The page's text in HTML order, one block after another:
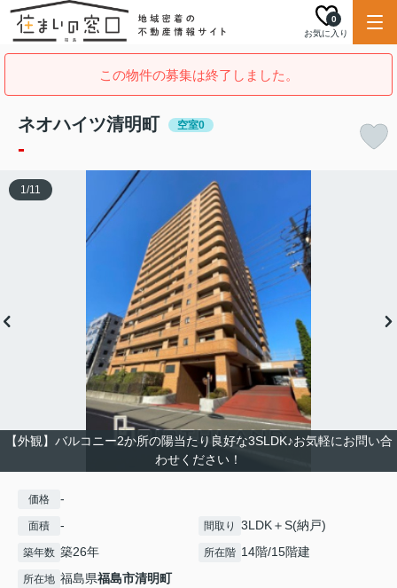
お気に入り
0
この物件の募集は終了しました。
ネオハイツ清明町 空室0
-
【外観】バルコニー2か所の陽当たり良好な3SLDK♪お気軽にお問い合
わせください！
1/11
価格 -
面積 - 間取り 3LDK＋S(納戸)
築年数 築26年 所在階 14階/15階建
所在地 福島県福島市清明町